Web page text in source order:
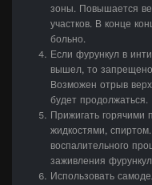
зоны. Повышается
участков. В конце
больно.
Если фурункул в
вышел, то запрещено
Возможен отрыв
будет продолжаться.
Прижигать горячими
жидкостями,
воспалительного
заживления
Использовать